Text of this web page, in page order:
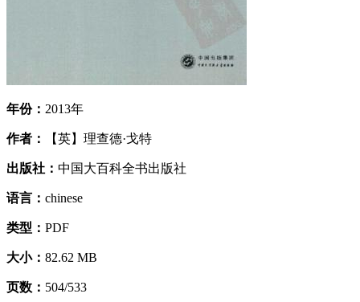
年份： 2013年
作者： 【英】理查德·戈特
出版社： 中国大百科全书出版社
语言： chinese
类型： PDF
大小： 82.62 MB
页数： 504/533